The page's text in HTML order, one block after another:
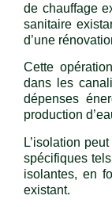
de chauffage
sanitaire
d’une
Cette
dans les
dépenses
production
L’isolation
spécifiques
isolantes, en
existant.